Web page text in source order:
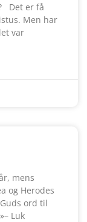
Det er få
Men har
var
mens
og Herodes
ord til
Luk